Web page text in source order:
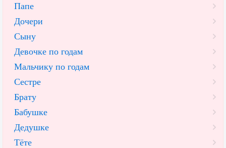
Папе
Дочери
Сыну
Девочке по годам
Мальчику по годам
Сестре
Брату
Бабушке
Дедушке
Тёте